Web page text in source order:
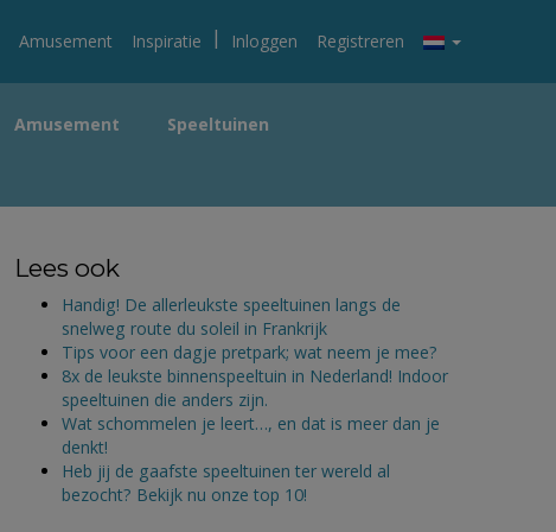
Amusement Inspiratie | Inloggen Registreren
Amusement
Speeltuinen
Lees ook
Handig! De allerleukste speeltuinen langs de
snelweg route du soleil in Frankrijk
Tips voor een dagje pretpark; wat neem je mee?
8x de leukste binnenspeeltuin in Nederland! Indoor
speeltuinen die anders zijn.
Wat schommelen je leert…, en dat is meer dan je
denkt!
Heb jij de gaafste speeltuinen ter wereld al
bezocht? Bekijk nu onze top 10!